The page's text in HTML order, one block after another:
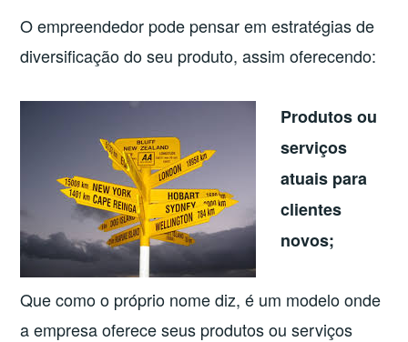
O empreendedor pode pensar em estratégias de
diversificação do seu produto, assim oferecendo:
Produtos ou
serviços
atuais para
clientes
novos;
Que como o próprio nome diz, é um modelo onde
a empresa oferece seus produtos ou serviços